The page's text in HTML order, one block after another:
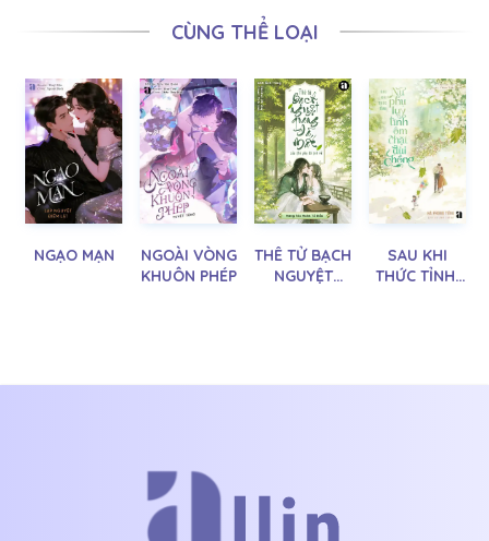
CÙNG THỂ LOẠI
NGẠO MẠN
NGOÀI VÒNG
KHUÔN PHÉP
THÊ TỬ BẠCH
NGUYỆT
SAU KHI
THỨC TỈNH,